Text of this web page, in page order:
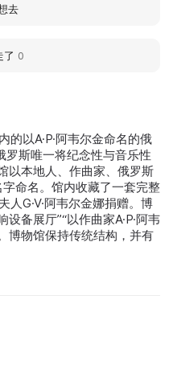
以A·P·阿韦尔金命名的俄
罗斯唯一将纪念性与音乐性
以本地人、作曲家、俄罗斯
字命名。馆内收藏了一套完整
人G·V·阿韦尔金娜捐赠。博
备展厅”“以作曲家A·P·阿韦
博物馆保持传统结构，并有
去
了 0